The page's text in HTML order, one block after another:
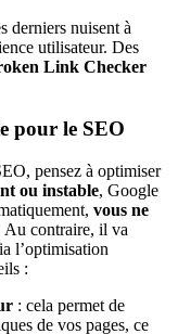
derniers nuisent à
utilisateur. Des
Link Checker
pour le SEO
pensez à optimiser
ou instable, Google
vous ne
Au contraire, il va
l’optimisation
:
: cela permet de
de vos pages, ce